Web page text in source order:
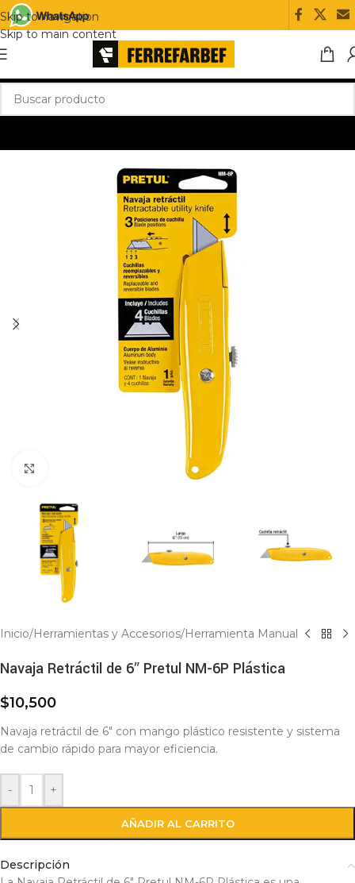
Skip to navigation
Skip to main content
Inicio/Herramientas y Accesorios/Herramienta Manual
Navaja Retráctil de 6″ Pretul NM-6P Plástica
$10,500
Navaja retráctil de 6″ con mango plástico resistente y sistema
de cambio rápido para mayor eficiencia.
- +
AÑADIR AL CARRITO
Descripción